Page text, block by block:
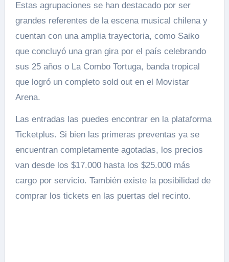
Estas agrupaciones se han destacado por ser
grandes referentes de la escena musical chilena y
cuentan con una amplia trayectoria, como Saiko
que concluyó una gran gira por el país celebrando
sus 25 años o La Combo Tortuga, banda tropical
que logró un completo sold out en el Movistar
Arena.
Las entradas las puedes encontrar en la plataforma
Ticketplus. Si bien las primeras preventas ya se
encuentran completamente agotadas, los precios
van desde los $17.000 hasta los $25.000 más
cargo por servicio. También existe la posibilidad de
comprar los tickets en las puertas del recinto.